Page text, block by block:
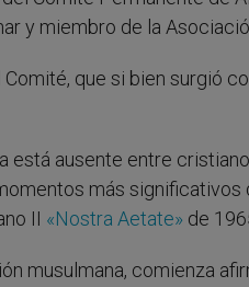
y miembro de la
que si bien surgió
está ausente entre
más
II «Nostra Aetate» de
musulmana, comienza